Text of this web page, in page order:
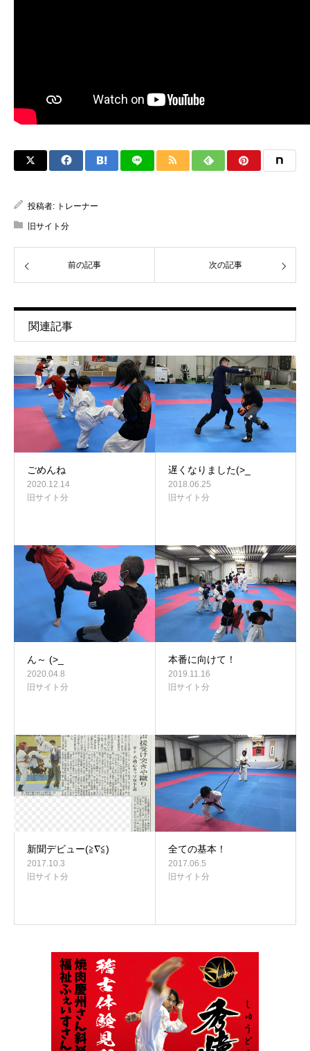
投稿者: トレーナー
旧サイト分
前の記事 次の記事
関連記事
ごめんね
2020.12.14
旧サイト分
遅くなりました(>_
2018.06.25
旧サイト分
ん～ (>_
2020.04.8
旧サイト分
本番に向けて！
2019.11.16
旧サイト分
新聞デビュー(≧∇≦)
2017.10.3
旧サイト分
全ての基本！
2017.06.5
旧サイト分